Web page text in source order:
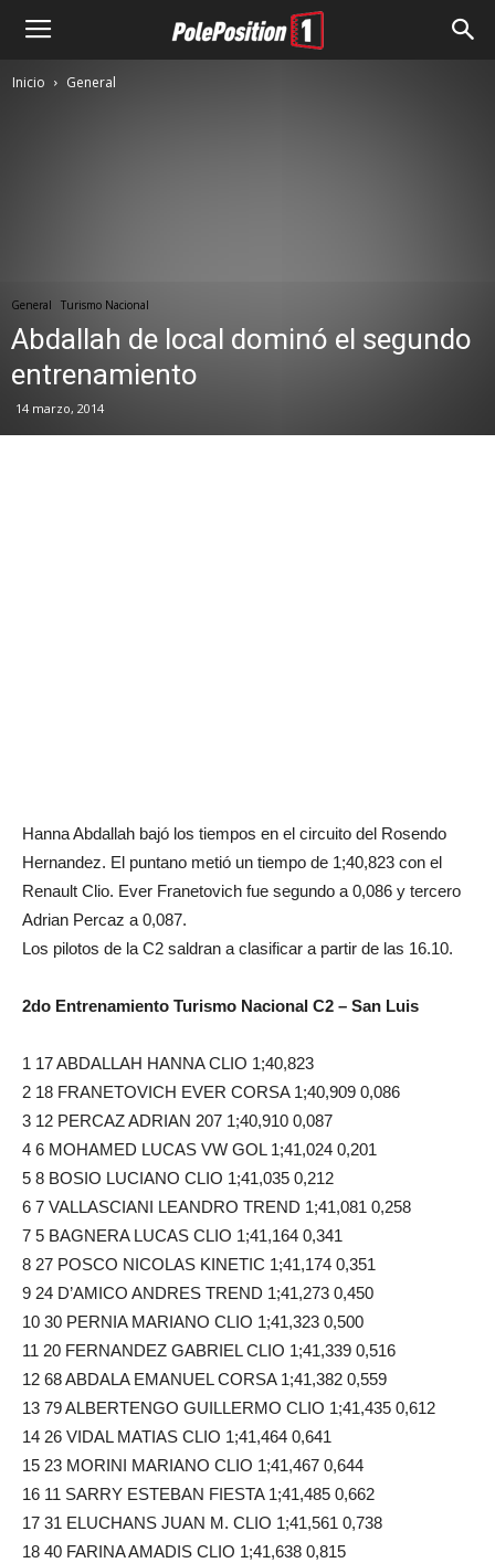
Inicio General
General Turismo Nacional
Abdallah de local dominó el segundo
entrenamiento
14 marzo, 2014
Hanna Abdallah bajó los tiempos en el circuito del Rosendo
Hernandez. El puntano metió un tiempo de 1;40,823 con el
Renault Clio. Ever Franetovich fue segundo a 0,086 y tercero
Adrian Percaz a 0,087.
Los pilotos de la C2 saldran a clasificar a partir de las 16.10.
2do Entrenamiento Turismo Nacional C2 – San Luis
1 17 ABDALLAH HANNA CLIO 1;40,823
2 18 FRANETOVICH EVER CORSA 1;40,909 0,086
3 12 PERCAZ ADRIAN 207 1;40,910 0,087
4 6 MOHAMED LUCAS VW GOL 1;41,024 0,201
5 8 BOSIO LUCIANO CLIO 1;41,035 0,212
6 7 VALLASCIANI LEANDRO TREND 1;41,081 0,258
7 5 BAGNERA LUCAS CLIO 1;41,164 0,341
8 27 POSCO NICOLAS KINETIC 1;41,174 0,351
9 24 D’AMICO ANDRES TREND 1;41,273 0,450
10 30 PERNIA MARIANO CLIO 1;41,323 0,500
11 20 FERNANDEZ GABRIEL CLIO 1;41,339 0,516
12 68 ABDALA EMANUEL CORSA 1;41,382 0,559
13 79 ALBERTENGO GUILLERMO CLIO 1;41,435 0,612
14 26 VIDAL MATIAS CLIO 1;41,464 0,641
15 23 MORINI MARIANO CLIO 1;41,467 0,644
16 11 SARRY ESTEBAN FIESTA 1;41,485 0,662
17 31 ELUCHANS JUAN M. CLIO 1;41,561 0,738
18 40 FARINA AMADIS CLIO 1;41,638 0,815